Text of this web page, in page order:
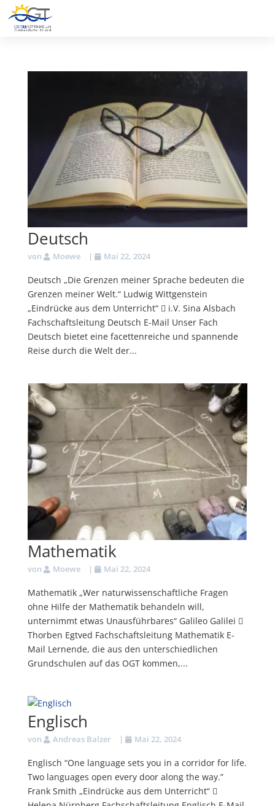
Deutsch
von Moewe | Mai 22, 2024
Deutsch „Die Grenzen meiner Sprache bedeuten die
Grenzen meiner Welt.“ Ludwig Wittgenstein
„Eindrücke aus dem Unterricht“  i.V. Sina Alsbach
Fachschaftsleitung Deutsch E-Mail Unser Fach
Deutsch bietet eine facettenreiche und spannende
Reise durch die Welt der...
Mathematik
von Moewe | Mai 22, 2024
Mathematik „Wer naturwissenschaftliche Fragen
ohne Hilfe der Mathematik behandeln will,
unternimmt etwas Unausführbares“ Galileo Galilei 
Thorben Egtved Fachschaftsleitung Mathematik E-
Mail Lernende, die aus den unterschiedlichen
Grundschulen auf das OGT kommen,...
Englisch
von Andreas Balzer | Mai 22, 2024
Englisch “One language sets you in a corridor for life.
Two languages open every door along the way.”
Frank Smith „Eindrücke aus dem Unterricht“ 